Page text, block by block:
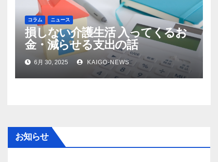
コラム ニュース
損しない介護生活 入ってくるお
金・減らせる支出の話
6月 30, 2025 KAIGO-NEWS
お知らせ